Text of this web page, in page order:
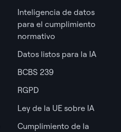
Inteligencia de datos
para el cumplimiento
normativo
Datos listos para la IA
BCBS 239
RGPD
Ley de la UE sobre IA
Cumplimiento de la